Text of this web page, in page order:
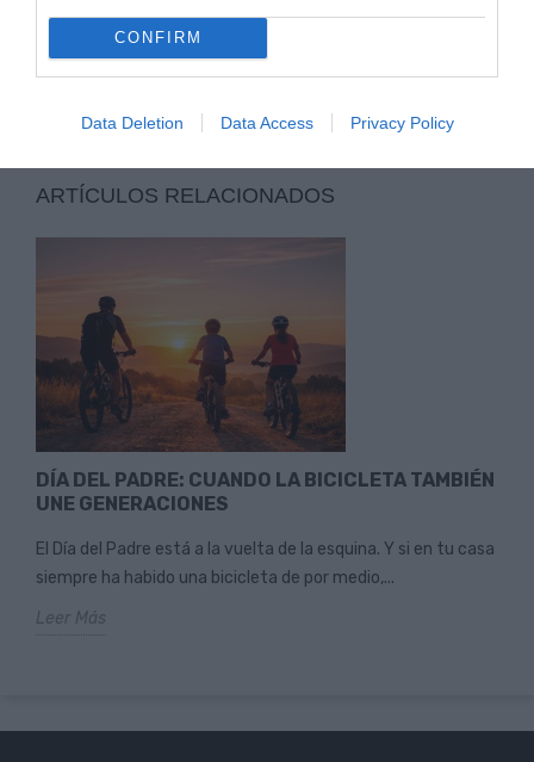
CONFIRM
Data Deletion Data Access Privacy Policy
ARTÍCULOS RELACIONADOS
DÍA DEL PADRE: CUANDO LA BICICLETA TAMBIÉN
UNE GENERACIONES
El Día del Padre está a la vuelta de la esquina. Y si en tu casa
siempre ha habido una bicicleta de por medio,...
Leer Más